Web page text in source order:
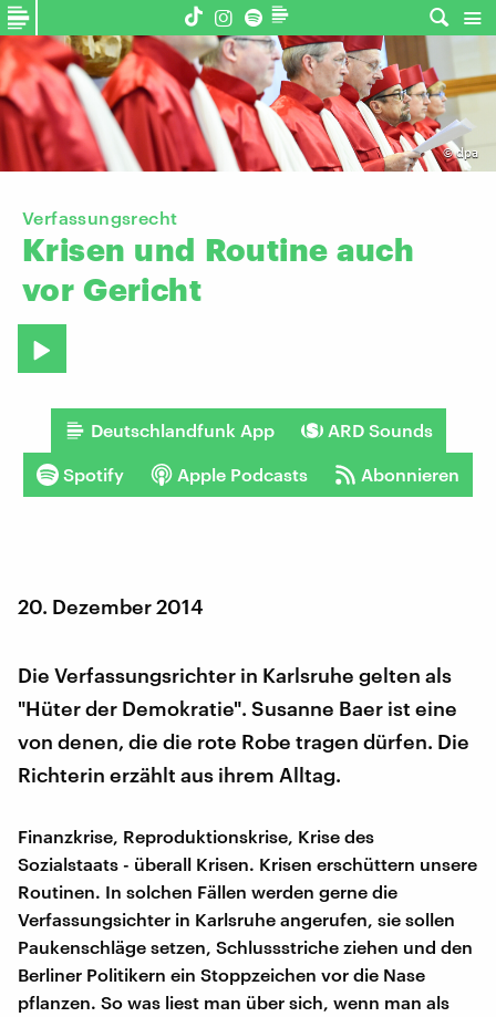
©dpa
Verfassungsrecht
Krisen und Routine auch
vor Gericht
Deutschlandfunk App ARD Sounds
Spotify Apple Podcasts Abonnieren
20. Dezember 2014
Die Verfassungsrichter in Karlsruhe gelten als
"Hüter der Demokratie". Susanne Baer ist eine
von denen, die die rote Robe tragen dürfen. Die
Richterin erzählt aus ihrem Alltag.
Finanzkrise, Reproduktionskrise, Krise des
Sozialstaats - überall Krisen. Krisen erschüttern unsere
Routinen. In solchen Fällen werden gerne die
Verfassungsichter in Karlsruhe angerufen, sie sollen
Paukenschläge setzen, Schlussstriche ziehen und den
Berliner Politikern ein Stoppzeichen vor die Nase
pflanzen. So was liest man über sich, wenn man als